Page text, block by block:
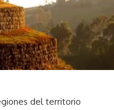
del territorio